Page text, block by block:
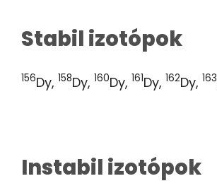
Stabil izotópok
156Dy, 158Dy, 160Dy, 161Dy, 162Dy, 163
Instabil izotópok